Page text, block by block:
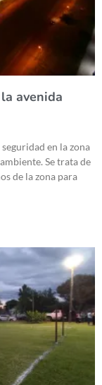
avenida
en la zona
Se trata de
de la zona para